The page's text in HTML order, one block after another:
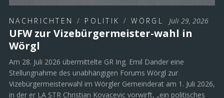
NACHRICHTEN / POLITIK /WÖRGL Juli 29, 2026
UFW zur Vizebürgermeister-wahl in
Wörgl
Am 28. Juli 2026 übermittelte GR Ing. Emil Dander eine
Stellungnahme des unabhängigen Forums Wörgl zur
Vizebürgermeisterwahl im Wörgler Gemeinderat am 1. Juli 2026,
in der er LA STR Christian Kovacevic vorwirft, „ein politisches